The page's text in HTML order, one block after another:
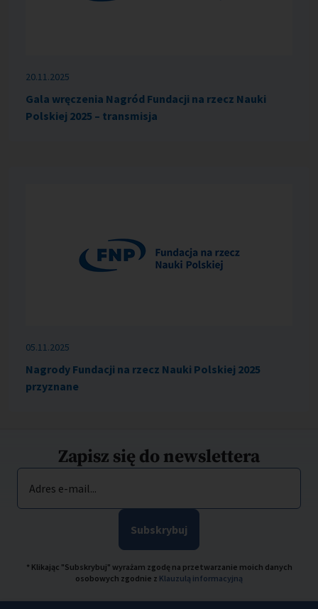
20.11.2025
Gala wręczenia Nagród Fundacji na rzecz Nauki
Polskiej 2025 – transmisja
05.11.2025
Nagrody Fundacji na rzecz Nauki Polskiej 2025
przyznane
Zapisz się do newslettera
Adres e-mail...
Subskrybuj
* Klikając "Subskrybuj" wyrażam zgodę na przetwarzanie moich danych
osobowych zgodnie z Klauzulą informacyjną